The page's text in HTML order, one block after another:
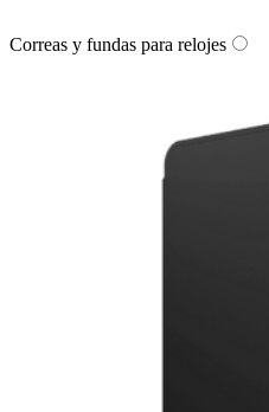
Correas y fundas para relojes